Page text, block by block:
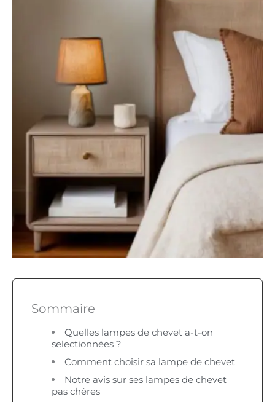
Sommaire
Quelles lampes de chevet a-t-on
selectionnées ?
Comment choisir sa lampe de chevet
Notre avis sur ses lampes de chevet
pas chères